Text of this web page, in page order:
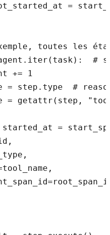
=
toutes les
#
+= 1
= step.type  #
= getattr(step,
=